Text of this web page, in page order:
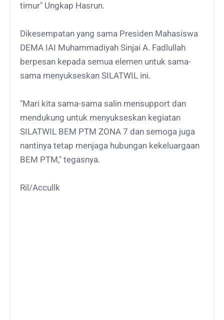
timur" Ungkap Hasrun.
Dikesempatan yang sama Presiden Mahasiswa
DEMA IAI Muhammadiyah Sinjai A. Fadlullah
berpesan kepada semua elemen untuk sama-
sama menyukseskan SILATWIL ini.
"Mari kita sama-sama salin mensupport dan
mendukung untuk menyukseskan kegiatan
SILATWIL BEM PTM ZONA 7 dan semoga juga
nantinya tetap menjaga hubungan kekeluargaan
BEM PTM," tegasnya.
Ril/Accullk